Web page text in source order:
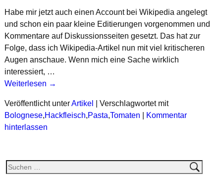
Habe mir jetzt auch einen Account bei Wikipedia angelegt
und schon ein paar kleine Editierungen vorgenommen und
Kommentare auf Diskussionsseiten gesetzt. Das hat zur
Folge, dass ich Wikipedia-Artikel nun mit viel kritischeren
Augen anschaue. Wenn mich eine Sache wirklich
interessiert, …
Weiterlesen →
Veröffentlicht unterArtikel
Verschlagwortet mit
Bolognese,Hackfleisch,Pasta,Tomaten
Kommentar
hinterlassen